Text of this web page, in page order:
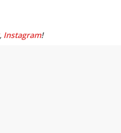
, Instagram!